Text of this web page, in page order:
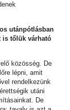
utánpótlásban
is tőlük várható
közösség. De
lépni, amit
rendelkezünk
utáni
De